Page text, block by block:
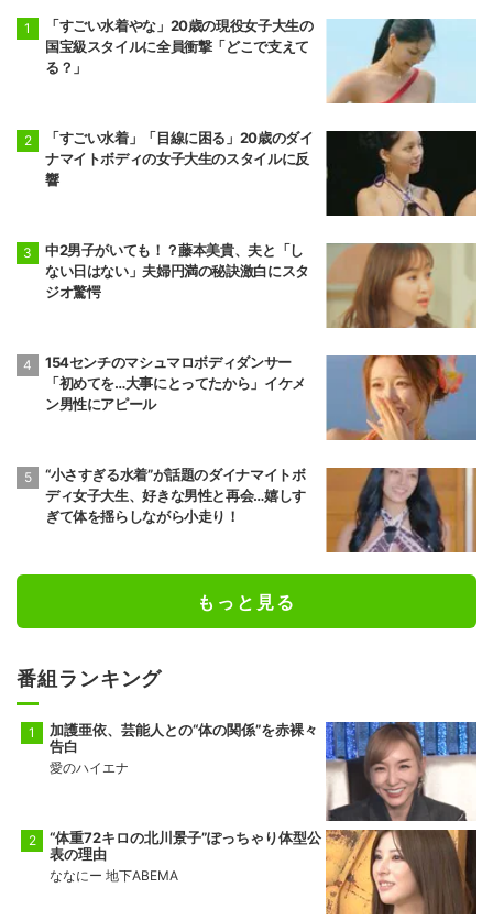
「すごい水着やな」20歳の現役女子大生の
国宝級スタイルに全員衝撃「どこで支えて
る？」
「すごい水着」「目線に困る」20歳のダイ
ナマイトボディの女子大生のスタイルに反
響
中2男子がいても！？藤本美貴、夫と「し
ない日はない」夫婦円満の秘訣激白にスタ
ジオ驚愕
154センチのマシュマロボディダンサー
「初めてを…大事にとってたから」イケメ
ン男性にアピール
“小さすぎる水着”が話題のダイナマイトボ
ディ女子大生、好きな男性と再会…嬉しす
ぎて体を揺らしながら小走り！
もっと見る
番組ランキング
加護亜依、芸能人との“体の関係”を赤裸々
告白
愛のハイエナ
“体重72キロの北川景子”ぽっちゃり体型公
表の理由
ななにー 地下ABEMA